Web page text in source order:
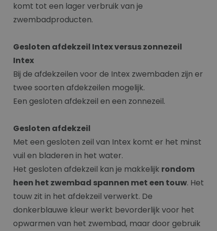
komt tot een lager verbruik van je
zwembadproducten.
Gesloten afdekzeil Intex versus zonnezeil
Intex
Bij de afdekzeilen voor de Intex zwembaden zijn er
twee soorten afdekzeilen mogelijk.
Een gesloten afdekzeil en een zonnezeil.
Gesloten afdekzeil
Met een gesloten zeil van Intex komt er het minst
vuil en bladeren in het water.
Het gesloten afdekzeil kan je makkelijk rondom
heen het zwembad spannen met een touw. Het
touw zit in het afdekzeil verwerkt. De
donkerblauwe kleur werkt bevorderlijk voor het
opwarmen van het zwembad, maar door gebruik